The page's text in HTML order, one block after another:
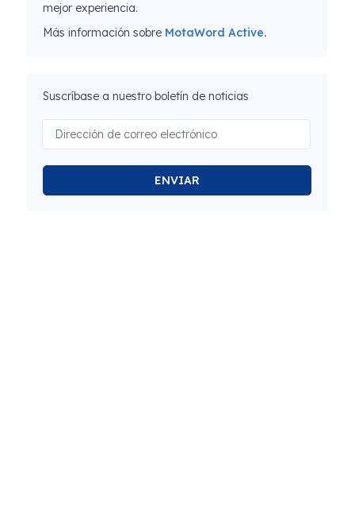
mejor experiencia.
Más información sobre MotaWord Active.
Suscríbase a nuestro boletín de noticias
ENVIAR